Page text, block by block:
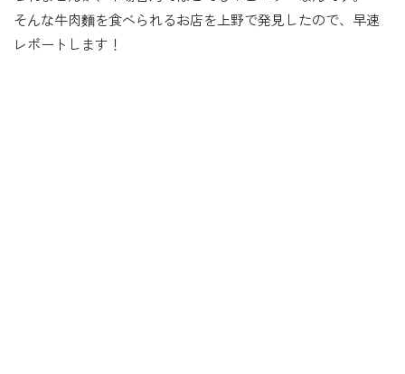
そんな牛肉麵を食べられるお店を上野で発見したので、早速
レポートします！